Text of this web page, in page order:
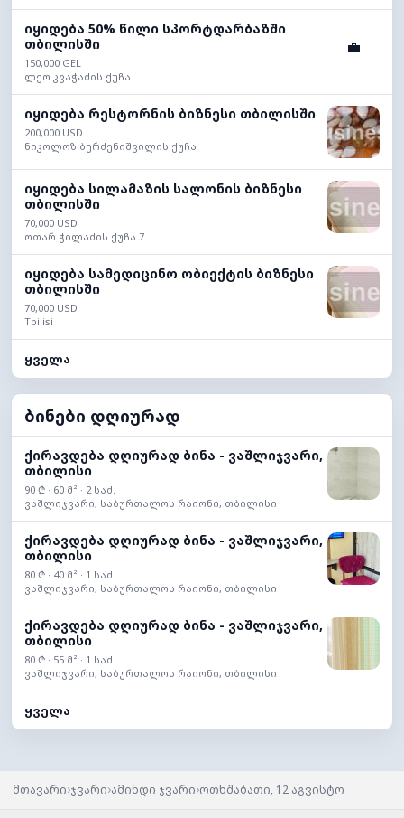
იყიდება 50% წილი სპორტდარბაზში
თბილისში
150,000 GEL
ლეო კვაჭაძის ქუჩა
💼
იყიდება რესტორნის ბიზნესი თბილისში
200,000 USD
ნიკოლოზ ბერძენიშვილის ქუჩა
იყიდება სილამაზის სალონის ბიზნესი
თბილისში
70,000 USD
ოთარ ჭილაძის ქუჩა 7
იყიდება სამედიცინო ობიექტის ბიზნესი
თბილისში
70,000 USD
Tbilisi
ყველა
ბინები დღიურად
ქირავდება დღიურად ბინა - ვაშლიჯვარი,
თბილისი
90 ₾ · 60 მ² · 2 საძ.
ვაშლიჯვარი, საბურთალოს რაიონი, თბილისი
ქირავდება დღიურად ბინა - ვაშლიჯვარი,
თბილისი
80 ₾ · 40 მ² · 1 საძ.
ვაშლიჯვარი, საბურთალოს რაიონი, თბილისი
ქირავდება დღიურად ბინა - ვაშლიჯვარი,
თბილისი
80 ₾ · 55 მ² · 1 საძ.
ვაშლიჯვარი, საბურთალოს რაიონი, თბილისი
ყველა
მთავარი›ჯვარი›ამინდი ჯვარი›ოთხშაბათი, 12 აგვისტო